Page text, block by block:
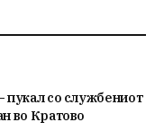
со службениот
во Кратово